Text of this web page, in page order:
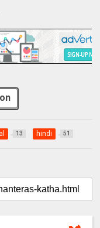
13 hindi 51